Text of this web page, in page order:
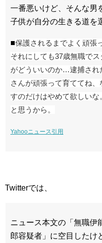
一番悪いけど、そんな男
子供が自分の生きる道を
■保護されるまでよく頑張
それにしても37歳無職で
がどういいのか…逮捕され
さんが頑張って育ててね
すのだけはやめて欲しい
と思うから。
Yahooニュース引用
Twitterでは、
ニュース本文の「無職伊
郎容疑者」に空目したけ